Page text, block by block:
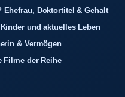
Ehefrau, Doktortitel & Gehalt
und aktuelles Leben
& Vermögen
Filme der Reihe